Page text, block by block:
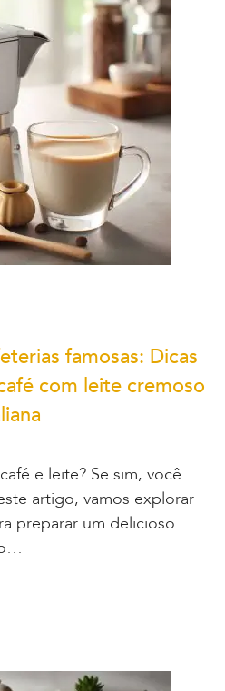
famosas: Dicas
com leite cremoso
e leite? Se sim, você
artigo, vamos explorar
preparar um delicioso